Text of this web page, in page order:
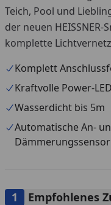
Teich, Pool und
der neuen
komplette
Komplett
Kraftvolle Power-
Wasserdicht bis 5m
Automatische An-
Dämmerungssensor
Empfohlenes